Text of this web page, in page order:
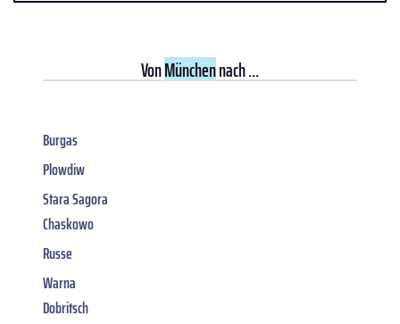
VonMünchennach ...
Burgas
Plowdiw
Stara Sagora
Chaskowo
Russe
Warna
Dobritsch